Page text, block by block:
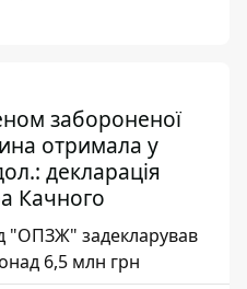
забороненої
отримала у
декларація
Качного
"ОПЗЖ" задекларував
6,5 млн грн